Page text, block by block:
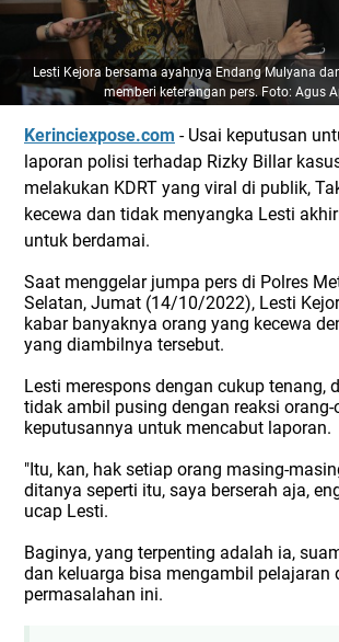
Lesti Kejora bersama ayahnya Endang Mulyana
memberi keterangan pers. Foto: Agus
Kerinciexpose.com - Usai keputusan
laporan polisi terhadap Rizky Billar
melakukan KDRT yang viral di publik,
kecewa dan tidak menyangka Lesti
untuk berdamai.
Saat menggelar jumpa pers di Polres
Selatan, Jumat (14/10/2022), Lesti
kabar banyaknya orang yang kecewa
yang diambilnya tersebut.
Lesti merespons dengan cukup tenang,
tidak ambil pusing dengan reaksi
keputusannya untuk mencabut laporan.
"Itu, kan, hak setiap orang masing-
ditanya seperti itu, saya berserah aja,
ucap Lesti.
Baginya, yang terpenting adalah ia,
dan keluarga bisa mengambil pelajaran
permasalahan ini.